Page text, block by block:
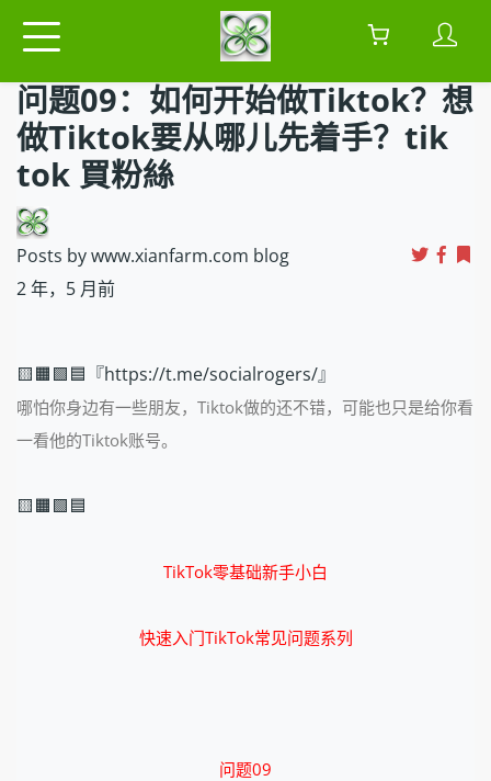
问题09：如何开始做Tiktok？想
做Tiktok要从哪儿先着手？tik
tok 買粉絲
Posts by www.xianfarm.com blog
2 年，5 月前
🟨🟧🟩🟦『https://t.me/socialrogers/』
哪怕你身边有一些朋友，Tiktok做的还不错，可能也只是给你看
一看他的Tiktok账号。
🟨🟧🟩🟦
TikTok零基础新手小白
快速入门TikTok常见问题系列
问题09